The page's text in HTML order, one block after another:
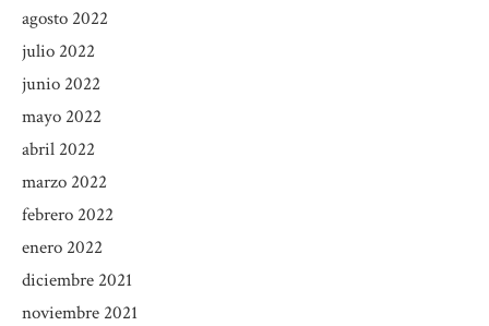
agosto 2022
julio 2022
junio 2022
mayo 2022
abril 2022
marzo 2022
febrero 2022
enero 2022
diciembre 2021
noviembre 2021